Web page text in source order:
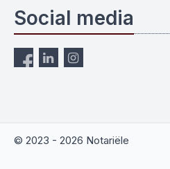
Social media
© 2023 - 2026 Notariële